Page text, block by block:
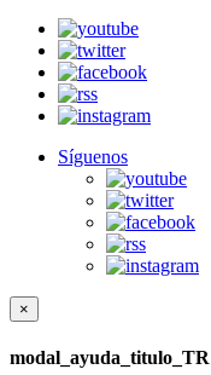
Síguenos
×
modal_ayuda_titulo_TR